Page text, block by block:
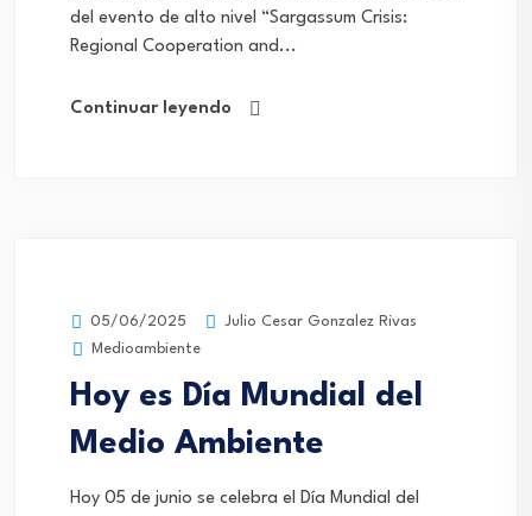
del evento de alto nivel “Sargassum Crisis:
Regional Cooperation and...
Continuar leyendo
05/06/2025
Julio Cesar Gonzalez Rivas
Medioambiente
Hoy es Día Mundial del
Medio Ambiente
Hoy 05 de junio se celebra el Día Mundial del